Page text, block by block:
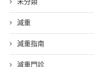
未分類
減重
減重指南
減重門診